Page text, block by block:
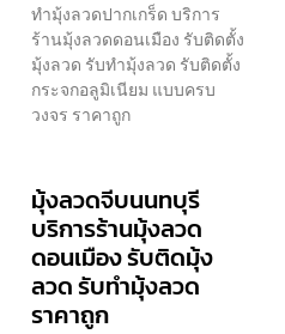
ทำมุ้งลวดปากเกร็ด บริการ
ร้านมุ้งลวดดอนเมือง รับติดตั้ง
มุ้งลวด รับทำมุ้งลวด รับติดตั้ง
กระจกอลูมิเนียม แบบครบ
วงจร ราคาถูก
มุ้งลวดจีบนนทบุรี
บริการร้านมุ้งลวด
ดอนเมือง รับติดมุ้ง
ลวด รับทำมุ้งลวด
ราคาถูก